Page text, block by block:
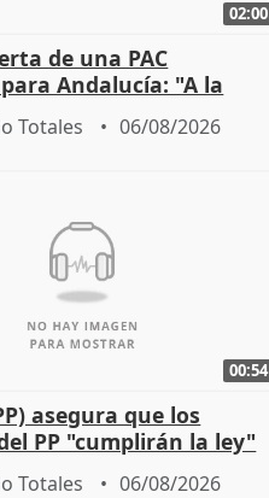
02:00
de una PAC
Andalucía: "A la
que protegerla"
Totales 06/08/2026
00:54
asegura que los
PP "cumplirán la ley"
migrantes
Totales 06/08/2026